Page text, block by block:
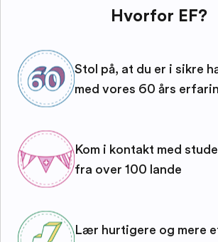
Hvorfor EF?
Stol på, at du er i sikre
med vores 60 års
Kom i kontakt med
fra over 100 lande
Lær hurtigere og mere